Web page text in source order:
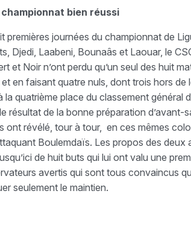
bien réussi
premières journées du championnat de
Djedi, Laabeni, Bounaâs et Laouar, le
et Noir n’ont perdu qu’un seul des huit
en faisant quatre nuls, dont trois hors de
la quatrième place du classement général
résultat de la bonne préparation d’avant-
ont révélé, tour à tour, en ces mêmes
Boulemdaïs. Les propos des
de huit buts qui lui ont valu une
avertis qui sont tous convaincus
seulement le maintien.